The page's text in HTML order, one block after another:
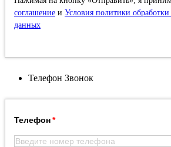
соглашение и Условия политики
данных
Телефон Звонок
Телефон